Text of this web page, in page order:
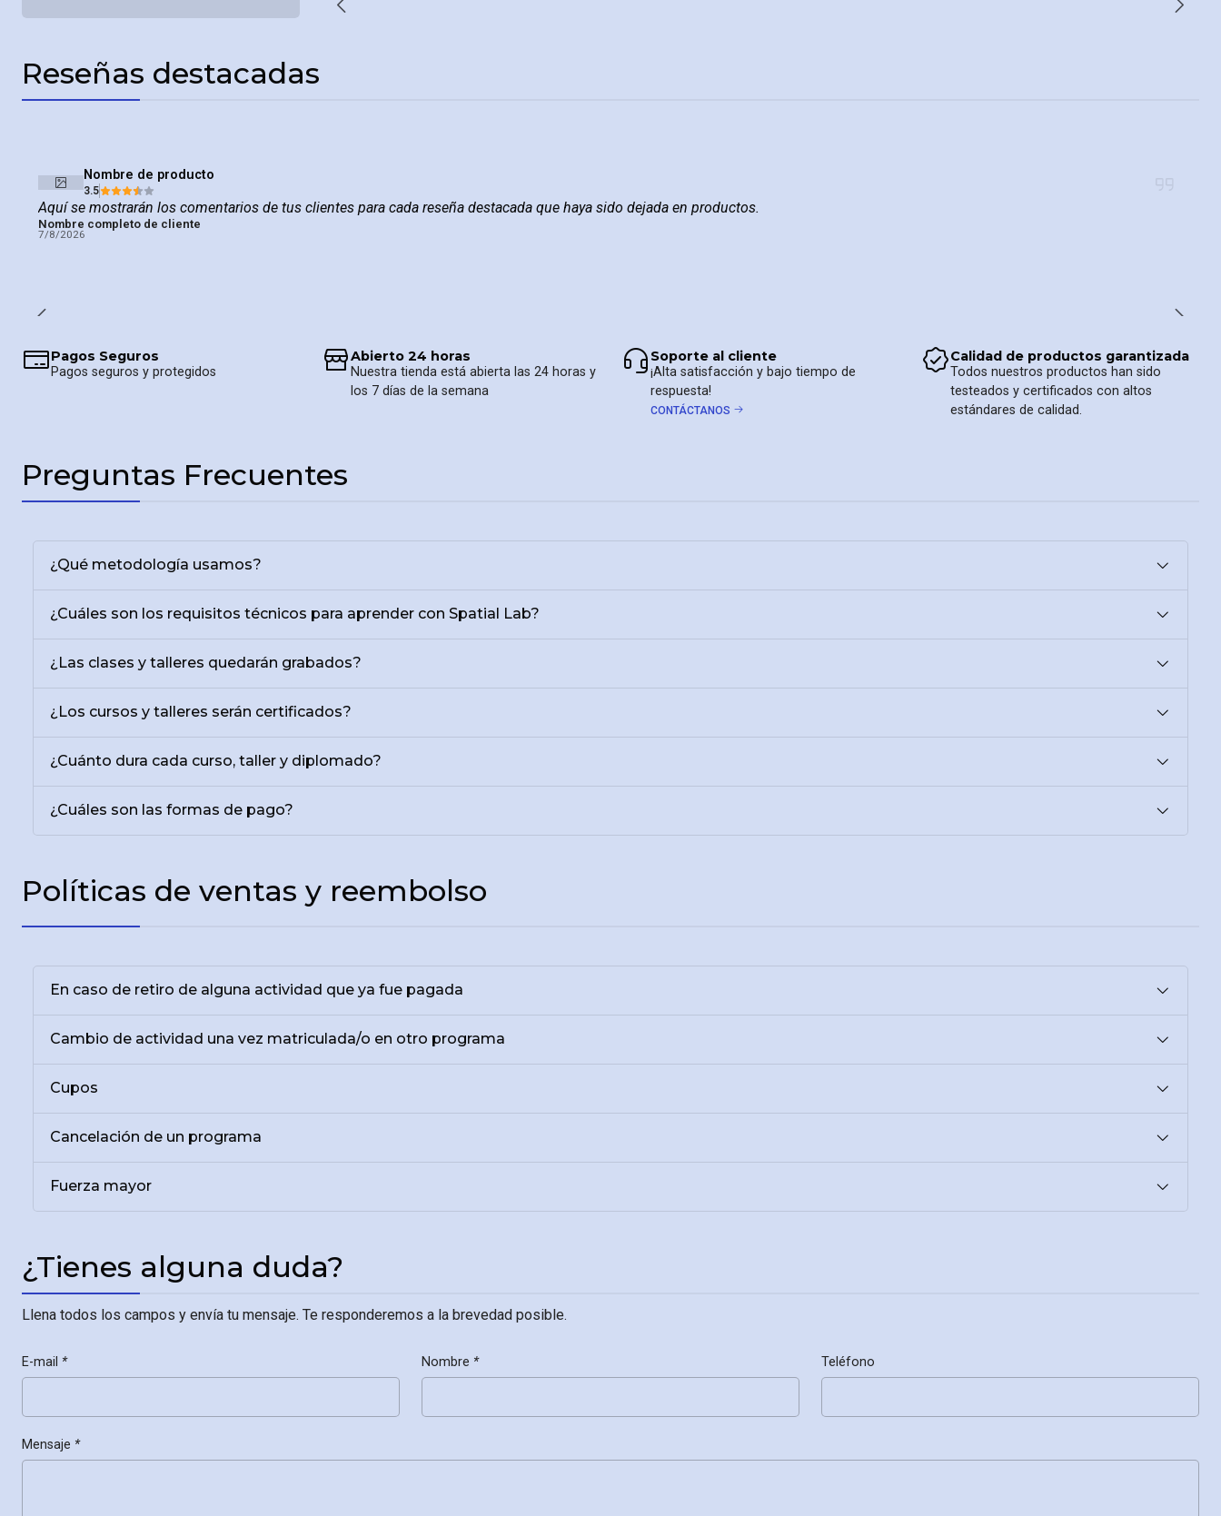
Reseñas destacadas
Nombre de producto
3.5
Aquí se mostrarán los comentarios de tus clientes para cada reseña destacada que haya sido dejada en productos.
Nombre completo de cliente
7/8/2026
Pagos Seguros
Pagos seguros y protegidos
Abierto 24 horas
Nuestra tienda está abierta las 24 horas y
los 7 días de la semana
Soporte al cliente
¡Alta satisfacción y bajo tiempo de
respuesta!
CONTÁCTANOS
Calidad de productos garantizada
Todos nuestros productos han sido
testeados y certificados con altos
estándares de calidad.
Preguntas Frecuentes
¿Qué metodología usamos?
¿Cuáles son los requisitos técnicos para aprender con Spatial Lab?
¿Las clases y talleres quedarán grabados?
¿Los cursos y talleres serán certificados?
¿Cuánto dura cada curso, taller y diplomado?
¿Cuáles son las formas de pago?
Políticas de ventas y reembolso
En caso de retiro de alguna actividad que ya fue pagada
Cambio de actividad una vez matriculada/o en otro programa
Cupos
Cancelación de un programa
Fuerza mayor
¿Tienes alguna duda?
Llena todos los campos y envía tu mensaje. Te responderemos a la brevedad posible.
E-mail * Nombre * Teléfono
Mensaje *